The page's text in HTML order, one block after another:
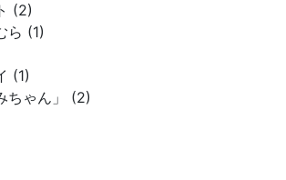
(2)
ら (1)
(1)
ちゃん」 (2)